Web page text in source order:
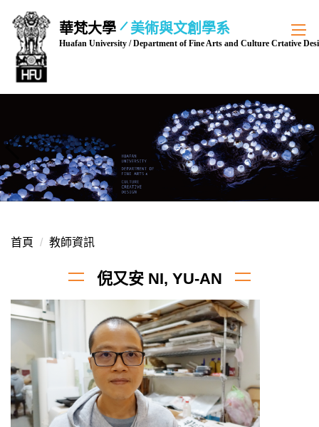
到
要
內
容
華梵大學 美術與文創學系
Huafan University / Department of Fine Arts and Culture Crtative
首頁 教師資訊
倪又安 NI, YU-AN